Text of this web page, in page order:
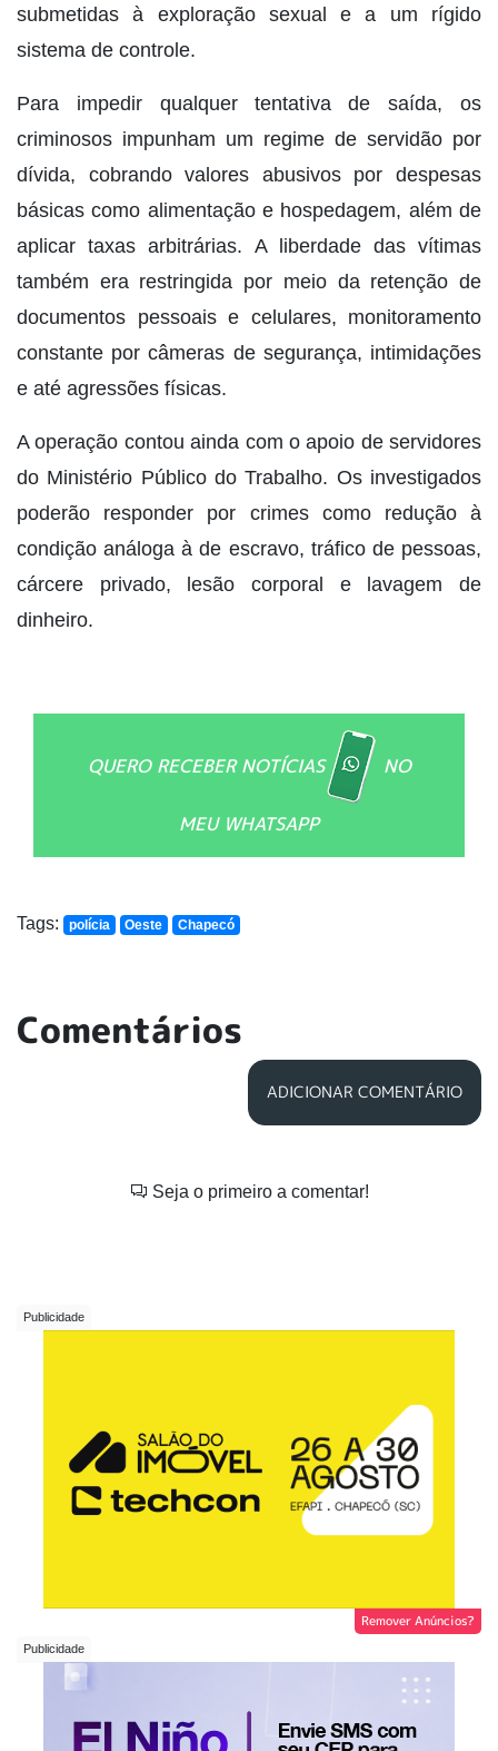
submetidas à exploração sexual e a um rígido
sistema de controle.
Para impedir qualquer tentativa de saída, os
criminosos impunham um regime de servidão por
dívida, cobrando valores abusivos por despesas
básicas como alimentação e hospedagem, além de
aplicar taxas arbitrárias. A liberdade das vítimas
também era restringida por meio da retenção de
documentos pessoais e celulares, monitoramento
constante por câmeras de segurança, intimidações
e até agressões físicas.
A operação contou ainda com o apoio de servidores
do Ministério Público do Trabalho. Os investigados
poderão responder por crimes como redução à
condição análoga à de escravo, tráfico de pessoas,
cárcere privado, lesão corporal e lavagem de
dinheiro.
QUERO RECEBER NOTÍCIAS NO
MEU WHATSAPP
Tags: polícia Oeste Chapecó
Comentários
ADICIONAR COMENTÁRIO
Seja o primeiro a comentar!
Remover Anúncios?